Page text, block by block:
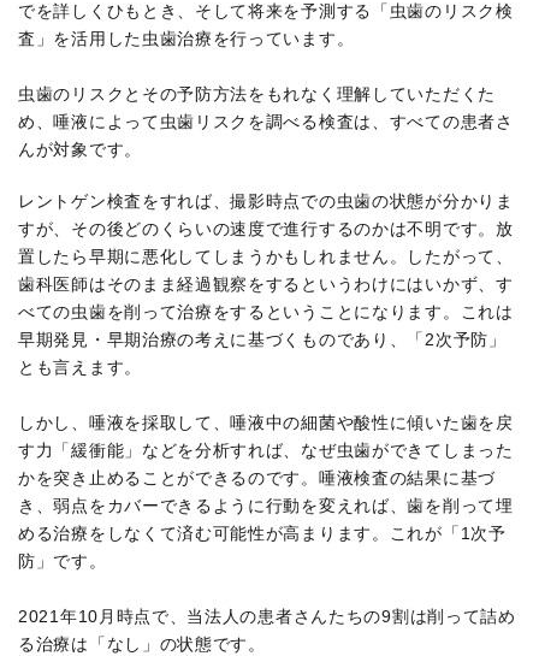
でを詳しくひもとき、そして将来を予測する「虫歯のリスク検
査」を活用した虫歯治療を行っています。
虫歯のリスクとその予防方法をもれなく理解していただくた
め、唾液によって虫歯リスクを調べる検査は、すべての患者さ
んが対象です。
レントゲン検査をすれば、撮影時点での虫歯の状態が分かりま
すが、その後どのくらいの速度で進行するのかは不明です。放
置したら早期に悪化してしまうかもしれません。したがって、
歯科医師はそのまま経過観察をするというわけにはいかず、す
べての虫歯を削って治療をするということになります。これは
早期発見・早期治療の考えに基づくものであり、「2次予防」
とも言えます。
しかし、唾液を採取して、唾液中の細菌や酸性に傾いた歯を戻
す力「緩衝能」などを分析すれば、なぜ虫歯ができてしまった
かを突き止めることができるのです。唾液検査の結果に基づ
き、弱点をカバーできるように行動を変えれば、歯を削って埋
める治療をしなくて済む可能性が高まります。これが「1次予
防」です。
2021年10月時点で、当法人の患者さんたちの9割は削って詰め
る治療は「なし」の状態です。